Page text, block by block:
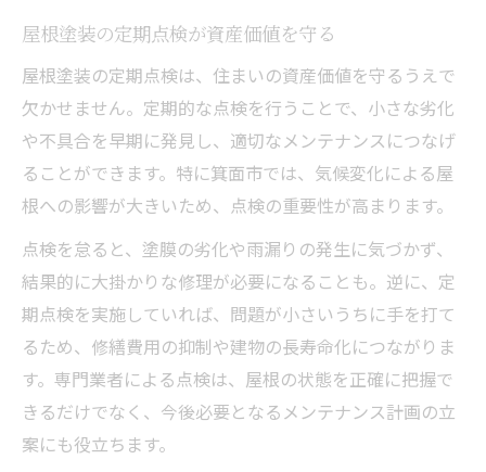
屋根塗装の定期点検が資産価値を守る
屋根塗装の定期点検は、住まいの資産価値を守るうえで
欠かせません。定期的な点検を行うことで、小さな劣化
や不具合を早期に発見し、適切なメンテナンスにつなげ
ることができます。特に箕面市では、気候変化による屋
根への影響が大きいため、点検の重要性が高まります。
点検を怠ると、塗膜の劣化や雨漏りの発生に気づかず、
結果的に大掛かりな修理が必要になることも。逆に、定
期点検を実施していれば、問題が小さいうちに手を打て
るため、修繕費用の抑制や建物の長寿命化につながりま
す。専門業者による点検は、屋根の状態を正確に把握で
きるだけでなく、今後必要となるメンテナンス計画の立
案にも役立ちます。